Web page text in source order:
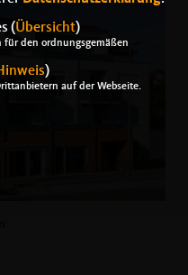
(Übersicht)
für den ordnungsgemäßen
)
auf der Webseite.